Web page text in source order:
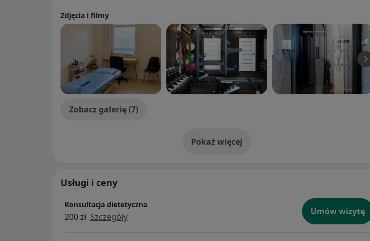
- jesteś ciągle na diecie a twoja waga wciąż rośnie
- szukasz osoby, która doradzi Ci jak żyć zdrowo i osiągać więcej!
Jestem magistrem dietetyki oraz współzałożycielką gabinetu „ibezstresu
fizjoterapia dietetyka trening”. Poprzez możliwość współpracy w gabinecie z
wieloma fizjoterapeutami i trenerami, patrzę na zdrowie holistycznie i zawsze
dobieram indywidualnie plan działania.
Zdjęcia i filmy
Zobacz galerię (7)
Pokaż więcejo doświadczeniu
Usługi i ceny
Konsultacja dietetyczna
200 zł Szczegóły Umów wizytę